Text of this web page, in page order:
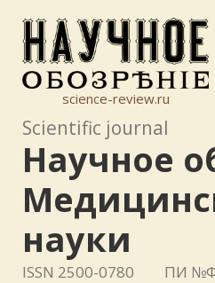
science-review.ru
Scientific journal
Научное
науки
ISSN 2500-0780 ПИ